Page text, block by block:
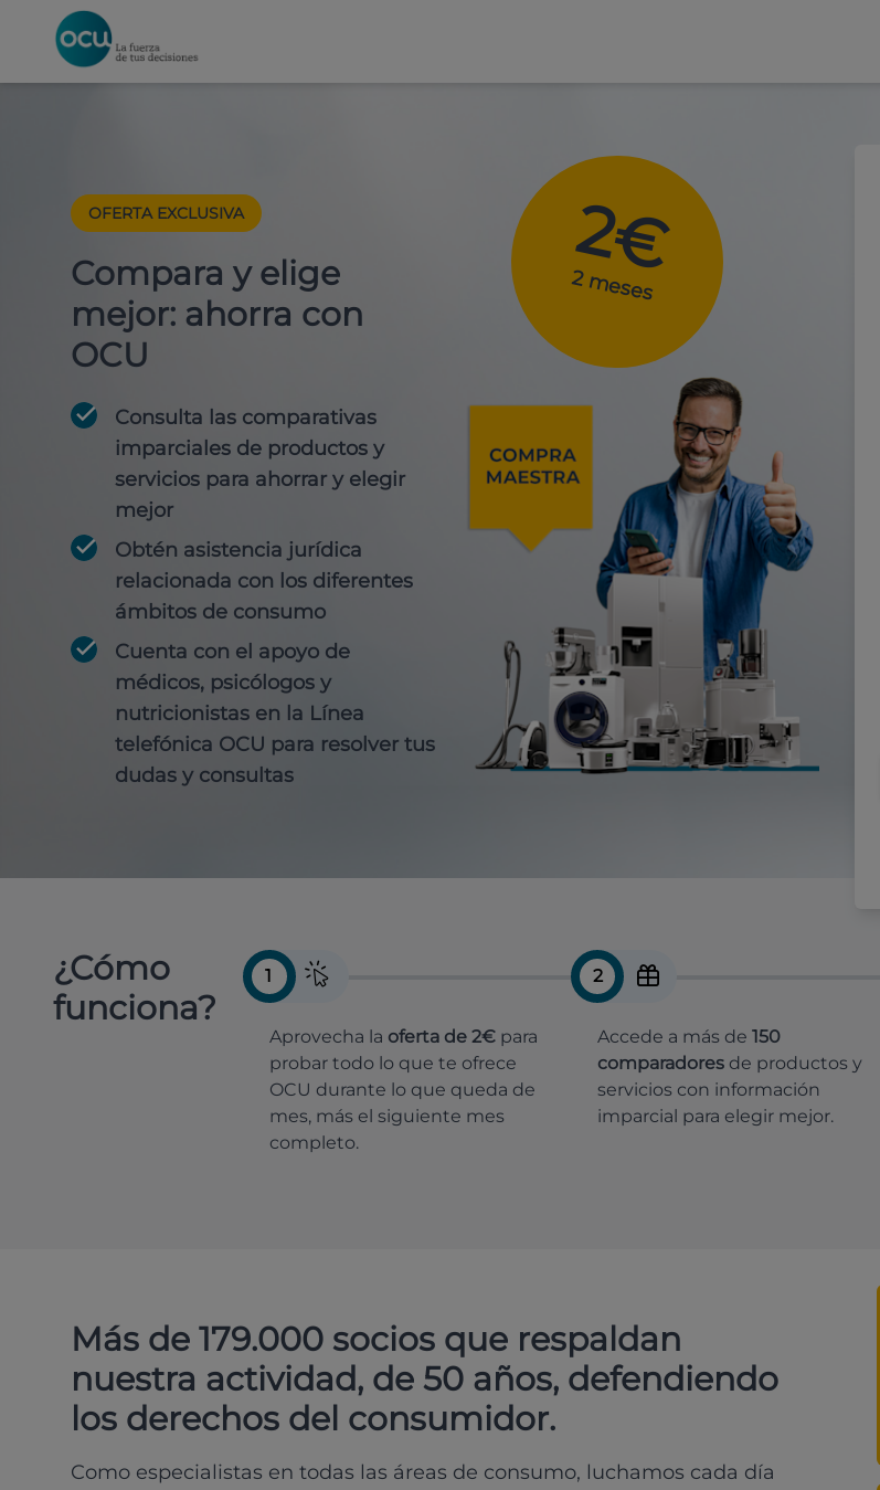
OFERTA EXCLUSIVA
Compara y elige
mejor: ahorra con
OCU
Consulta las comparativas
imparciales de productos y
servicios para ahorrar y elegir
mejor
Obtén asistencia jurídica
relacionada con los diferentes
ámbitos de consumo
Cuenta con el apoyo de
médicos, psicólogos y
nutricionistas en la Línea
telefónica OCU para resolver tus
dudas y consultas
2€
2 meses
¿Cómo
funciona?
1
Aprovecha la oferta de 2€ para
probar todo lo que te ofrece
OCU durante lo que queda de
mes, más el siguiente mes
completo.
2
Accede a más de 150
comparadoresde productos y
servicios con información
imparcial para elegir mejor.
Más de 179.000 socios que respaldan
nuestra actividad, de 50 años, defendiendo
los derechos del consumidor.
Como especialistas en todas las áreas de consumo, luchamos cada día